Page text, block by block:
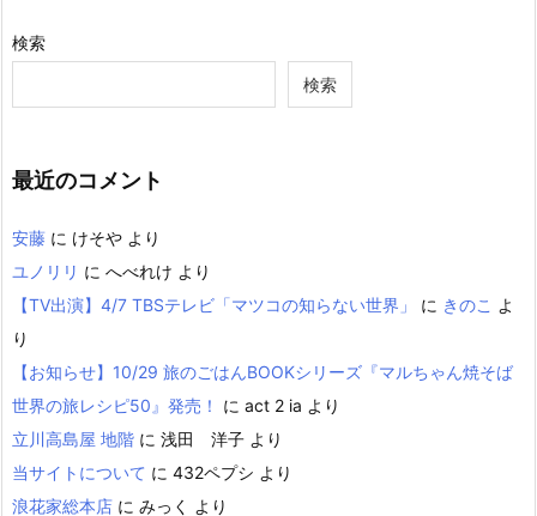
検索
検索
最近のコメント
安藤 に けそや より
ユノリリ に へべれけ より
【TV出演】4/7 TBSテレビ「マツコの知らない世界」
に きのこ よ
り
【お知らせ】10/29 旅のごはんBOOKシリーズ『マルちゃん焼そば
世界の旅レシピ50』発売！
に act 2 ia より
立川高島屋 地階 に 浅田 洋子 より
当サイトについて に 432ペプシ より
浪花家総本店 に みっく より